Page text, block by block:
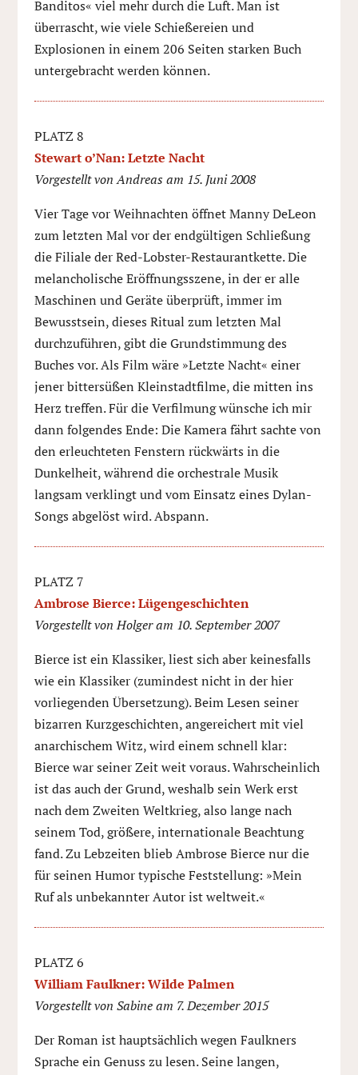
Banditos« viel mehr durch die Luft. Man ist
überrascht, wie viele Schießereien und
Explosionen in einem 206 Seiten starken Buch
untergebracht werden können.
PLATZ 8
Stewart o’Nan: Letzte Nacht
Vorgestellt von Andreas am 15. Juni 2008
Vier Tage vor Weihnachten öffnet Manny DeLeon
zum letzten Mal vor der endgültigen Schließung
die Filiale der Red-Lobster-Restaurantkette. Die
melancholische Eröffnungsszene, in der er alle
Maschinen und Geräte überprüft, immer im
Bewusstsein, dieses Ritual zum letzten Mal
durchzuführen, gibt die Grundstimmung des
Buches vor. Als Film wäre »Letzte Nacht« einer
jener bittersüßen Kleinstadtfilme, die mitten ins
Herz treffen. Für die Verfilmung wünsche ich mir
dann folgendes Ende: Die Kamera fährt sachte von
den erleuchteten Fenstern rückwärts in die
Dunkelheit, während die orchestrale Musik
langsam verklingt und vom Einsatz eines Dylan-
Songs abgelöst wird. Abspann.
PLATZ 7
Ambrose Bierce: Lügengeschichten
Vorgestellt von Holger am 10. September 2007
Bierce ist ein Klassiker, liest sich aber keinesfalls
wie ein Klassiker (zumindest nicht in der hier
vorliegenden Übersetzung). Beim Lesen seiner
bizarren Kurzgeschichten, angereichert mit viel
anarchischem Witz, wird einem schnell klar:
Bierce war seiner Zeit weit voraus. Wahrscheinlich
ist das auch der Grund, weshalb sein Werk erst
nach dem Zweiten Weltkrieg, also lange nach
seinem Tod, größere, internationale Beachtung
fand. Zu Lebzeiten blieb Ambrose Bierce nur die
für seinen Humor typische Feststellung: »Mein
Ruf als unbekannter Autor ist weltweit.«
PLATZ 6
William Faulkner: Wilde Palmen
Vorgestellt von Sabine am 7. Dezember 2015
Der Roman ist hauptsächlich wegen Faulkners
Sprache ein Genuss zu lesen. Seine langen,